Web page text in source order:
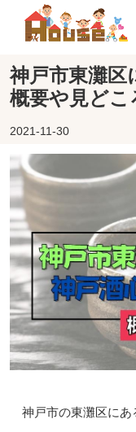
神戸市東灘区
概要や見どこ
2021-11-30
神戸市の東灘区に